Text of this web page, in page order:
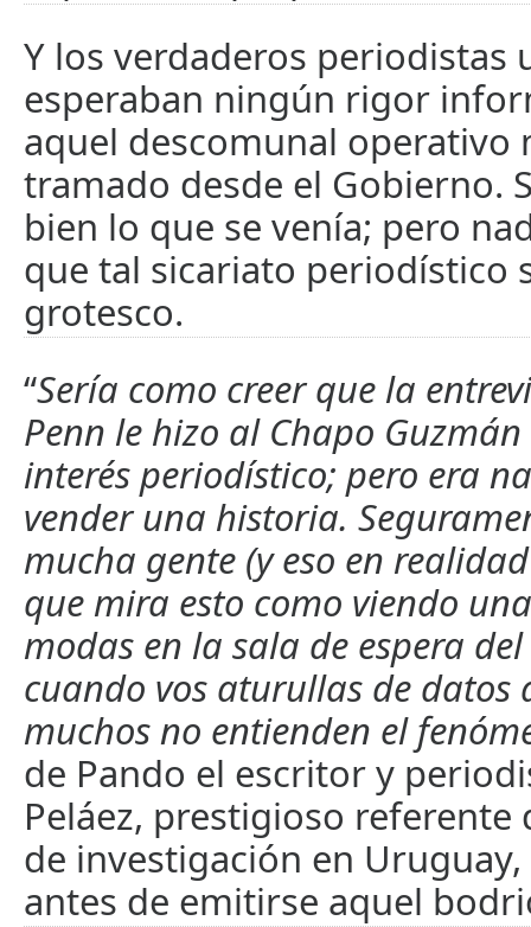
Y los verdaderos periodistas
esperaban ningún rigor
aquel descomunal operativo
tramado desde el Gobierno.
bien lo que se venía; pero
que tal sicariato periodístico
grotesco.
“Sería como creer que la
Penn le hizo al Chapo
interés periodístico; pero era
vender una historia.
mucha gente (y eso en
que mira esto como viendo
modas en la sala de espera
cuando vos aturullas de datos
muchos no entienden el
de Pando el escritor y
Peláez, prestigioso
de investigación en
antes de emitirse aquel